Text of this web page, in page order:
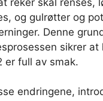
og gulrøtter og
Denne
sikrer at
er full av smak.
endringene,